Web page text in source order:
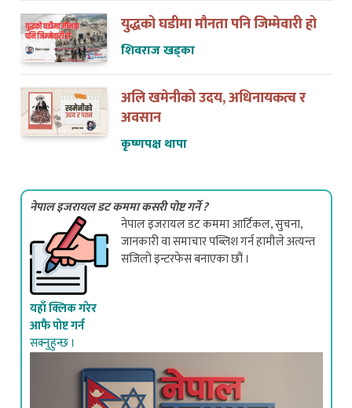
युद्धको घडीमा मौनता पनि जिम्मेवारी हो
शिवराज खड्का
अलि खमेनीको उदय, अधिनायकत्व र
अवसान
कृष्णपक्ष थापा
नेपाल इजरायल डट कममा कसरी पोष्ट गर्ने ?
यहाँ क्लिक गरेर
आफै पोष्ट गर्न
सक्नुहुन्छ ।
नेपाल इजरायल डट कममा आर्टिकल, सुचना,
जानकारी वा समाचार पब्लिश गर्न हामीले अत्यन्त
सजिलो इन्टरफेस बनाएका छौं ।